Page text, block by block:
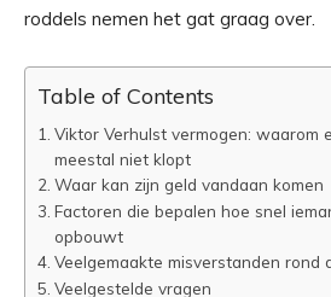
roddels nemen het gat graag over.
Table of Contents
Viktor Verhulst vermogen: waarom
meestal niet klopt
Waar kan zijn geld vandaan komen
Factoren die bepalen hoe snel
opbouwt
Veelgemaakte misverstanden rond
Veelgestelde vragen